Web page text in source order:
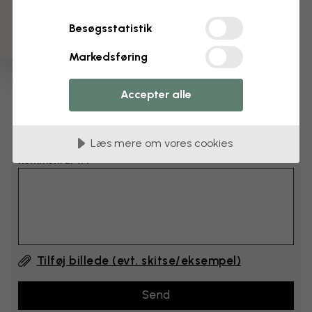
Læg 6–10 cm til både bredden og højden
Tilføj kommentarer
Kommentar #1
Tilføj billede (evt. skitse/eksempel)
Besøgsstatistik
Markedsføring
Accepter alle
Læs mere om vores cookies